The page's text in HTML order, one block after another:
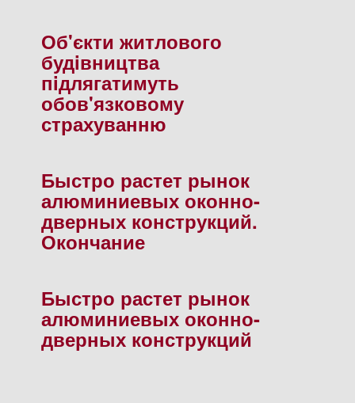
Об'єкти житлового
будiвництва
пiдлягатимуть
обов'язковому
страхуванню
Быстро растет рынок
алюминиевых оконно-
дверных конструкций.
Окончание
Быстро растет рынок
алюминиевых оконно-
дверных конструкций